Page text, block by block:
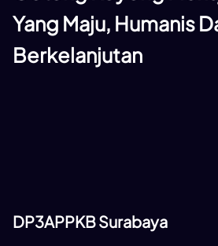
Yang Maju, Humanis
Berkelanjutan
DP3APPKB Surabaya